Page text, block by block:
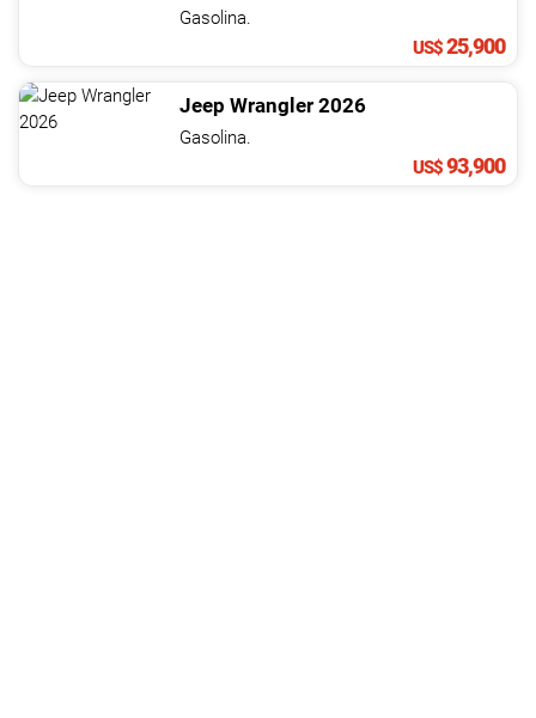
Gasolina.
US$25,900
Jeep Wrangler 2026
Gasolina.
US$93,900